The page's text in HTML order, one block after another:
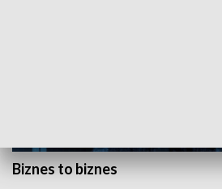
Biznes to biznes